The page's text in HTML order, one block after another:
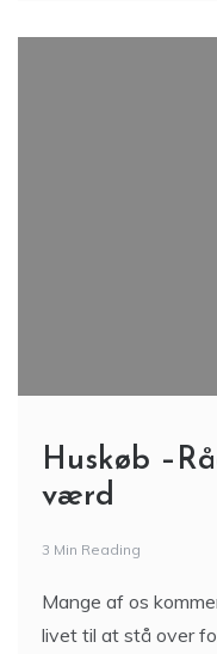
Huskøb
værd
3 Min Reading
Mange af os
livet til at stå over